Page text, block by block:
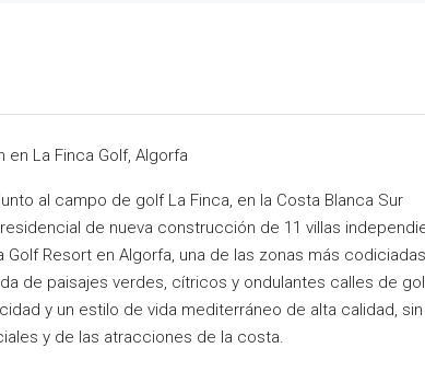
La Finca Golf, Algorfa
al campo de golf La Finca, en la Costa Blanca Sur
de nueva construcción de 11 villas
Resort en Algorfa, una de las zonas más
de paisajes verdes, cítricos y ondulantes calles de
y un estilo de vida mediterráneo de alta calidad,
y de las atracciones de la costa.